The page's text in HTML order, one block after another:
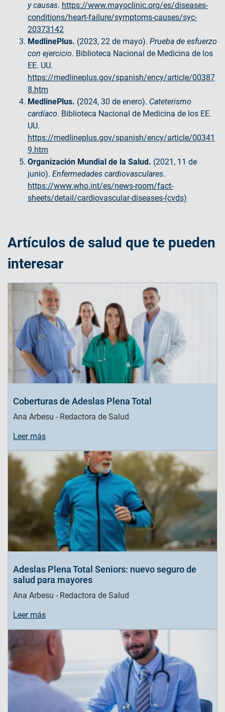
y causas. https://www.mayoclinic.org/es/diseases-
conditions/heart-failure/symptoms-causes/syc-
20373142
MedlinePlus. (2023, 22 de mayo). Prueba de esfuerzo
con ejercicio. Biblioteca Nacional de Medicina de los
EE. UU.
https://medlineplus.gov/spanish/ency/article/00387
8.htm
MedlinePlus. (2024, 30 de enero). Cateterismo
cardíaco. Biblioteca Nacional de Medicina de los EE.
UU.
https://medlineplus.gov/spanish/ency/article/00341
9.htm
Organización Mundial de la Salud. (2021, 11 de
junio). Enfermedades cardiovasculares.
https://www.who.int/es/news-room/fact-
sheets/detail/cardiovascular-diseases-(cvds)
Artículos de salud que te pueden
interesar
Coberturas de Adeslas Plena Total
Ana Arbesu - Redactora de Salud
Leer más
Adeslas Plena Total Seniors: nuevo seguro de
salud para mayores
Ana Arbesu - Redactora de Salud
Leer más